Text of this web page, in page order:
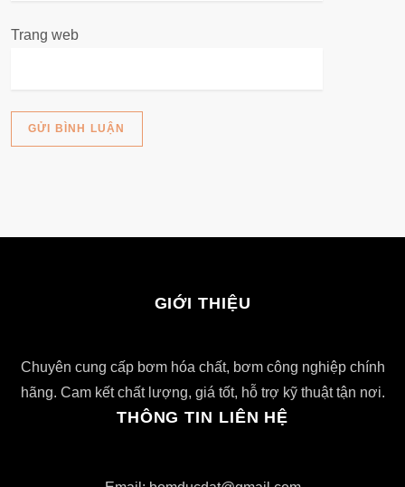
Trang web
GIỚI THIỆU
Chuyên cung cấp bơm hóa chất, bơm công nghiệp chính
hãng. Cam kết chất lượng, giá tốt, hỗ trợ kỹ thuật tận nơi.
THÔNG TIN LIÊN HỆ